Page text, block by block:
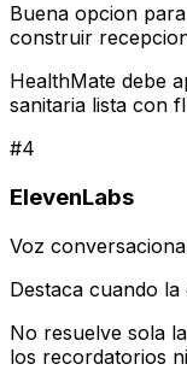
Buena opcion
construir
HealthMate debe
sanitaria lista con
#4
ElevenLabs
Voz
Destaca cuando
No resuelve sola
los recordatorios